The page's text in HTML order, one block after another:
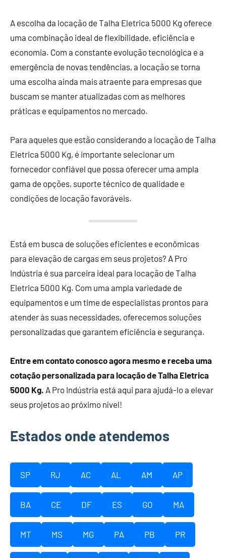
A escolha da locação de Talha Eletrica 5000 Kg oferece
uma combinação ideal de flexibilidade, eficiência e
economia. Com a constante evolução tecnológica e a
emergência de novas tendências, a locação se torna
uma escolha ainda mais atraente para empresas que
buscam se manter atualizadas com as melhores
práticas e equipamentos no mercado.
Para aqueles que estão considerando a locação de Talha
Eletrica 5000 Kg, é importante selecionar um
fornecedor confiável que possa oferecer uma ampla
gama de opções, suporte técnico de qualidade e
condições de locação favoráveis.
Está em busca de soluções eficientes e econômicas
para elevação de cargas em seus projetos? A Pro
Indústria é sua parceira ideal para locação de Talha
Eletrica 5000 Kg. Com uma ampla variedade de
equipamentos e um time de especialistas prontos para
atender às suas necessidades, oferecemos soluções
personalizadas que garantem eficiência e segurança.
Entre em contato conosco agora mesmo e receba uma
cotação personalizada para locação de Talha Eletrica
5000 Kg. A Pro Indústria está aqui para ajudá-lo a elevar
seus projetos ao próximo nível!
Estados onde atendemos
SP RJ AC AL AM AP
BA CE DF ES GO MA
MT MS MG PA PB PR